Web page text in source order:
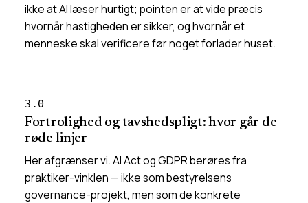
ikke at AI læser hurtigt; pointen er at vide præcis
hvornår hastigheden er sikker, og hvornår et
menneske skal verificere før noget forlader huset.
3.0
Fortrolighed og tavshedspligt: hvor går de
røde linjer
Her afgrænser vi. AI Act og GDPR berøres fra
praktiker-vinklen — ikke som bestyrelsens
governance-projekt, men som de konkrete